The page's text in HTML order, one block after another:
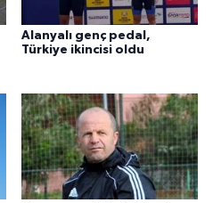
Alanyalı genç pedal,
Türkiye ikincisi oldu